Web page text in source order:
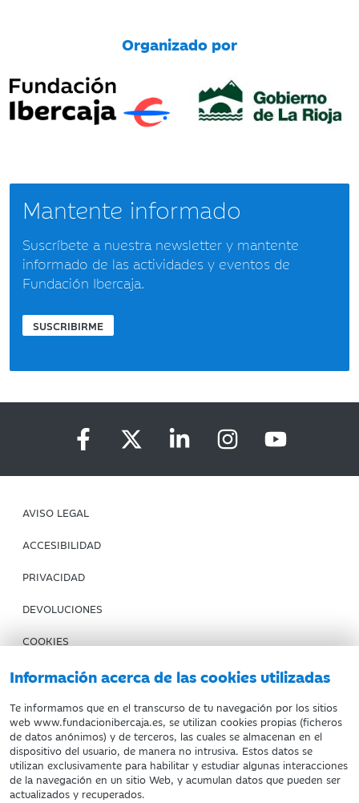
Información acerca de las cookies utilizadas
Te informamos que en el transcurso de tu navegación por los sitios
web www.fundacionibercaja.es, se utilizan cookies propias (ficheros
de datos anónimos) y de terceros, las cuales se almacenan en el
dispositivo del usuario, de manera no intrusiva. Estos datos se
utilizan exclusivamente para habilitar y estudiar algunas interacciones
de la navegación en un sitio Web, y acumulan datos que pueden ser
actualizados y recuperados.
Organizado por
Mantente informado
Suscríbete a nuestra newsletter y mantente
informado de las actividades y eventos de
Fundación Ibercaja.
SUSCRIBIRME
AVISO LEGAL
ACCESIBILIDAD
PRIVACIDAD
DEVOLUCIONES
COOKIES
CONDICIONES DE COMPRA
IBERCAJA BANCO
Fundación Bancaria Ibercaja. C.I.F. G-50000652.
Inscrita en el Registro de Fundaciones del Mº de Educación,
Cultura y Deporte con el nº 1689.